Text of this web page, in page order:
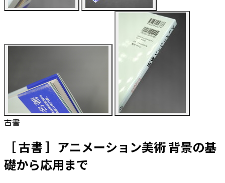
古書
［ 古書 ］アニメーション美術 背景の基
礎から応用まで